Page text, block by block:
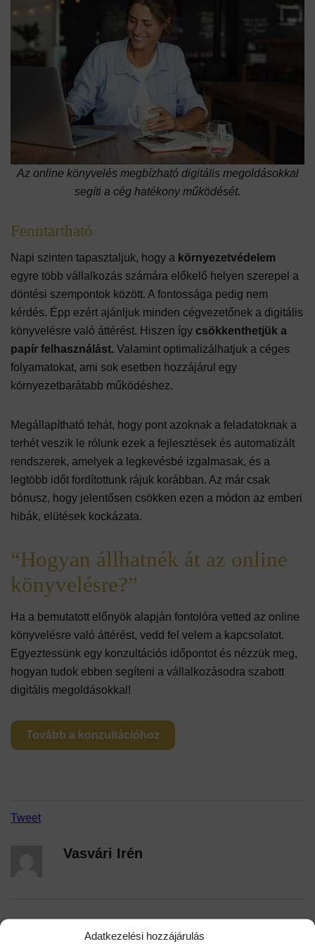
Adatkezelési hozzájárulás
Az online könyvelés megbízható digitális megoldásokkal
segíti a cég hatékony működését.
Fenntartható
Napi szinten tapasztaljuk, hogy a környezetvédelem
egyre több vállalkozás számára előkelő helyen szerepel a
döntési szempontok között. A fontossága pedig nem
kérdés. Épp ezért ajánljuk minden cégvezetőnek a digitális
könyvelésre való áttérést. Hiszen így csökkenthetjük a
papír felhasználást. Valamint optimalizálhatjuk a céges
folyamatokat, ami sok esetben hozzájárul egy
környezetbarátabb működéshez.
Megállapítható tehát, hogy pont azoknak a feladatoknak a
terhét veszik le rólunk ezek a fejlesztések és automatizált
rendszerek, amelyek a legkevésbé izgalmasak, és a
legtöbb időt fordítottunk rájuk korábban. Az már csak
bónusz, hogy jelentősen csökken ezen a módon az emberi
hibák, elütések kockázata.
“Hogyan állhatnék át az online
könyvelésre?”
Ha a bemutatott előnyök alapján fontolóra vetted az online
könyvelésre való áttérést, vedd fel velem a kapcsolatot.
Egyeztessünk egy konzultációs időpontot és nézzük meg,
hogyan tudok ebben segíteni a vállalkozásodra szabott
digitális megoldásokkal!
Tovább a konzultációhoz
Tweet
Vasvári Irén
Hasonló bejegyzések